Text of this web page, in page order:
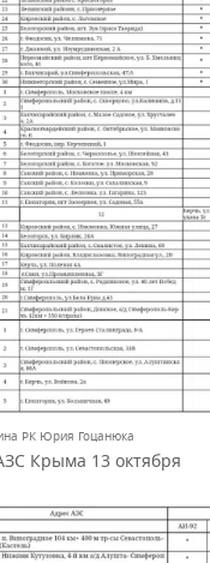
РК Юрия Гоцанюка
Крыма 13 октября